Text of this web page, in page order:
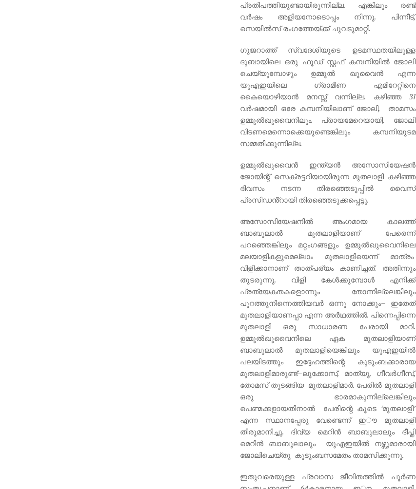
പ്രതിപത്തിയുണ്ടായിരുന്നില്ല. എങ്കിലും രണ്ട്
വർഷം അളിയനോടൊപ്പം നിന്നു. പിന്നീട്,
സെയിൽസ് രംഗത്തേയ്ക്ക് ചുവടുമാറ്റി.
ഗുജറാത്ത് സ്വദേശിയുടെ ഉടമസ്ഥതയിലുള്ള
ദുബായിലെ ഒരു ഫൂഡ് സ്റ്റഫ് കമ്പനിയിൽ ജോലി
ചെയ്യുമ്പോഴും ഉമ്മുൽ ഖുവൈൻ എന്ന
യുഎഇയിലെ ഗ്രാമീണ എമിറേറ്റിനെ
കൈയൊഴിയാൻ മനസ്സ് വന്നില്ല. കഴിഞ്ഞ 31
വർഷമായി ഒരേ കമ്പനിയിലാണ് ജോലി, താമസം
ഉമ്മുൽഖുവൈനിലും. പ്രായമേറെയായി, ജോലി
വിടണമെന്നൊക്കെയുണ്ടെങ്കിലും കമ്പനിയുടമ
സമ്മതിക്കുന്നില്ല.
ഉമ്മുൽഖുവൈൻ ഇന്ത്യൻ അസോസിയേഷൻ
ജോയിന്റ് സെക്രട്ടറിയായിരുന്ന മുതലാളി കഴിഞ്ഞ
ദിവസം നടന്ന തിരഞ്ഞെടുപ്പില്‍ വൈസ്
പ്രസിഡ‍ൻ്റായി തിരഞ്ഞെടുക്കപ്പെട്ടു.
അസോസിയേഷനിൽ അംഗമായ കാലത്ത്
ബാബുലാൽ മുതലാളിയാണ് പേരെന്ന്
പറഞ്ഞെങ്കിലും മറ്റംഗങ്ങളും ഉമ്മുൽഖുവൈനിലെ
മലയാളികളുമെല്ലാം മുതലാളിയെന്ന് മാത്രം
വിളിക്കാനാണ് താത്പര്യം കാണിച്ചത്. അതിന്നും
തുടരുന്നു. വിളി കേൾക്കുമ്പോൾ എനിക്ക്
പ്രത്യേകതകളൊന്നും തോന്നില്ലെങ്കിലും
പുറത്തുനിന്നെത്തിയവർ ഒന്നു നോക്കും– ഇതേത്
മുതലാളിയാണപ്പാ എന്ന അർഥത്തിൽ. പിന്നെപ്പിന്നെ
മുതലാളി ഒരു സാധാരണ പേരായി മാറി.
ഉമ്മുൽഖുവൈനിലെ ഏക മുതലാളിയാണ്
ബാബുലാൽ മുതലാളിയെങ്കിലും യുഎഇയിൽ
പലയിടത്തും ഇദ്ദേഹത്തിന്റെ കുടുംബക്കാരായ
മുതലാളിമാരുണ്ട്–ലൂക്കോസ്, മാത്യു, ഗീവർഗീസ്,
തോമസ് തുടങ്ങിയ മുതലാളിമാർ. പേരിൽ മുതലാളി
ഒരു ഭാരമാകുന്നില്ലെങ്കിലും
പെണ്മക്കളായതിനാൽ പേരിന്റെ കൂടെ ‘മുതലാളി’
എന്ന സ്ഥാനപ്പേരു വേണ്ടെന്ന് ഇൗ മുതലാളി
തീരുമാനിച്ചു. ദിവ്യ മെറിൻ ബാബുലാലും ദീപ്തി
മെറിൻ ബാബുലാലും യുഎഇയിൽ നഴ്സുമാരായി
ജോലിചെയ്തു കുടുംബസമേതം താമസിക്കുന്നു.
ഇതുവരെയുള്ള പ്രവാസ ജീവിതത്തിൽ പൂർണ